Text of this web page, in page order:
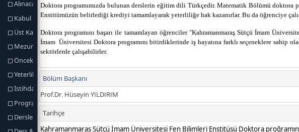
Alınacak Derece
Kabul Koşulları
Üst Kademeye Geçiş
Mezuniyet Koşulları
Önceki Öğrenmenin Tanınması
Yeterlilik Koşulları ve Kuralları
İstihdam Olanakları
Program Yeterlikleri
Dersler